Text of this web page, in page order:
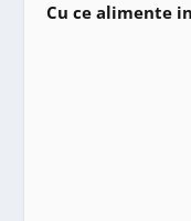
Cu ce alimente